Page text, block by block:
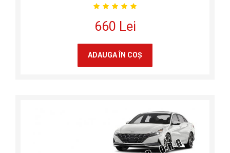
660 Lei
ADAUGA ÎN COŞ